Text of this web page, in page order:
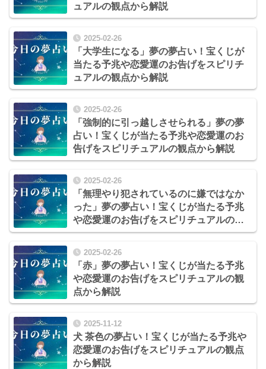
ュアルの観点から解説
2025-02-26
「大学生になる」夢の夢占い！宝くじが
当たる予兆や恋愛運のお告げをスピリチ
ュアルの観点から解説
2025-02-26
「強制的に引っ越しさせられる」夢の夢
占い！宝くじが当たる予兆や恋愛運のお
告げをスピリチュアルの観点から解説
2025-02-26
「無理やり犯されているのに嫌ではなか
った」夢の夢占い！宝くじが当たる予兆
や恋愛運のお告げをスピリチュアルの観
点から解説
2025-02-26
「赤」夢の夢占い！宝くじが当たる予兆
や恋愛運のお告げをスピリチュアルの観
点から解説
2025-11-12
犬 茶色の夢占い！宝くじが当たる予兆や
恋愛運のお告げをスピリチュアルの観点
から解説